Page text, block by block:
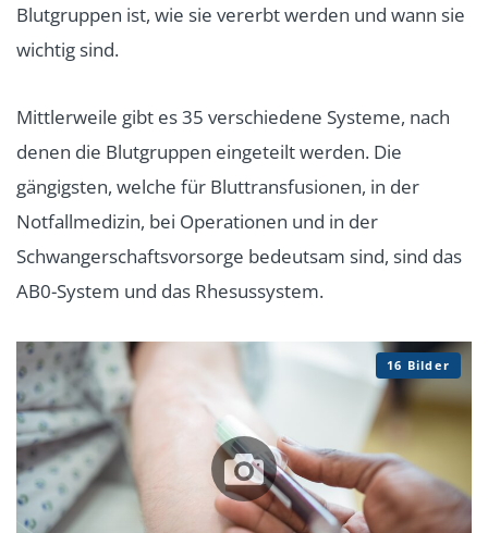
Blutgruppen ist, wie sie vererbt werden und wann sie
wichtig sind.
Mittlerweile gibt es 35 verschiedene Systeme, nach
denen die Blutgruppen eingeteilt werden. Die
gängigsten, welche für Bluttransfusionen, in der
Notfallmedizin, bei Operationen und in der
Schwangerschaftsvorsorge bedeutsam sind, sind das
AB0-System und das Rhesussystem.
16 Bilder